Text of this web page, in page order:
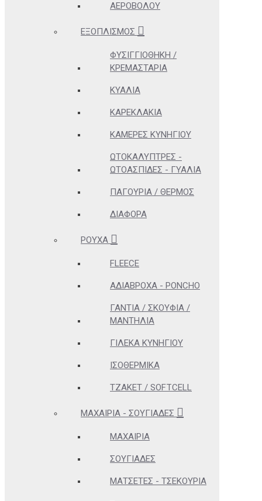
ΑΕΡΟΒΌΛΟΥ
ΕΞΟΠΛΙΣΜΌΣ
ΦΥΣΙΓΓΙΟΘΉΚΗ /
ΚΡΕΜΑΣΤΆΡΙΑ
ΚΥΆΛΙΑ
ΚΑΡΕΚΛΆΚΙΑ
ΚΆΜΕΡΕΣ ΚΥΝΗΓΊΟΥ
ΩΤΟΚΑΛΎΠΤΡΕΣ -
ΩΤΟΑΣΠΊΔΕΣ - ΓΥΑΛΙΆ
ΠΑΓΟΎΡΙΑ / ΘΕΡΜΌΣ
ΔΙΆΦΟΡΑ
ΡΟΎΧΑ
FLEECE
ΑΔΊΑΒΡΟΧΑ - PONCHO
ΓΆΝΤΙΑ / ΣΚΟΥΦΙΆ /
ΜΑΝΤΉΛΙΑ
ΓΙΛΈΚΑ ΚΥΝΗΓΊΟΥ
ΙΣΟΘΕΡΜΙΚΆ
ΤΖΆΚΕΤ / SOFTCELL
ΜΑΧΑΊΡΙΑ - ΣΟΥΓΙΆΔΕΣ
ΜΑΧΑΊΡΙΑ
ΣΟΥΓΙΆΔΕΣ
ΜΑΤΣΈΤΕΣ - ΤΣΕΚΟΎΡΙΑ